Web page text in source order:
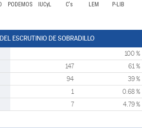
PODEMOS IUCyL C's LEM P-LIB
ESCRUTINIO DE SOBRADILLO
100 %
147 61 %
94 39 %
1 0.68 %
7 4.79 %